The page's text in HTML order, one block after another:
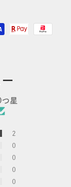
星
2
0
0
0
0